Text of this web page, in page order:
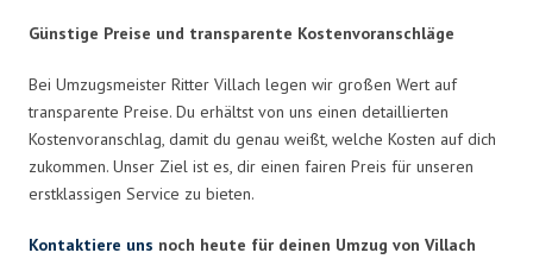
Günstige Preise und transparente Kostenvoranschläge
Bei Umzugsmeister Ritter Villach legen wir großen Wert auf
transparente Preise. Du erhältst von uns einen detaillierten
Kostenvoranschlag, damit du genau weißt, welche Kosten auf dich
zukommen. Unser Ziel ist es, dir einen fairen Preis für unseren
erstklassigen Service zu bieten.
Kontaktiere uns noch heute für deinen Umzug von Villach